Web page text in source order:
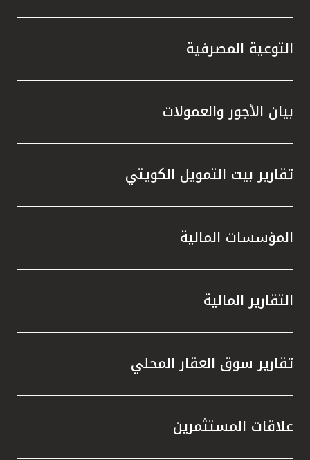
التوعية المصرفية
بيان الأجور والعمولات
تقارير بيت التمويل الكويتي
المؤسسات المالية
التقارير المالية
تقارير سوق العقار المحلي
علاقات المستثمرين